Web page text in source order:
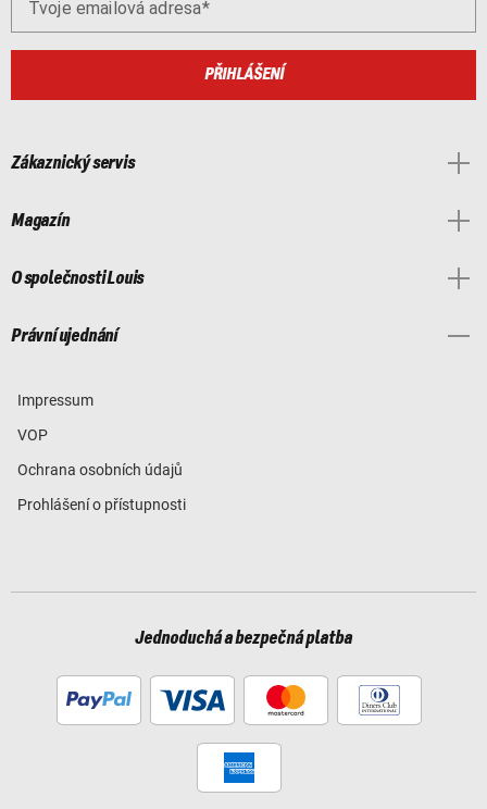
Tvoje emailová adresa
PŘIHLÁŠENÍ
Zákaznický servis
Magazín
O společnosti Louis
Právní ujednání
Impressum
VOP
Ochrana osobních údajů
Prohlášení o přístupnosti
Jednoduchá a bezpečná platba